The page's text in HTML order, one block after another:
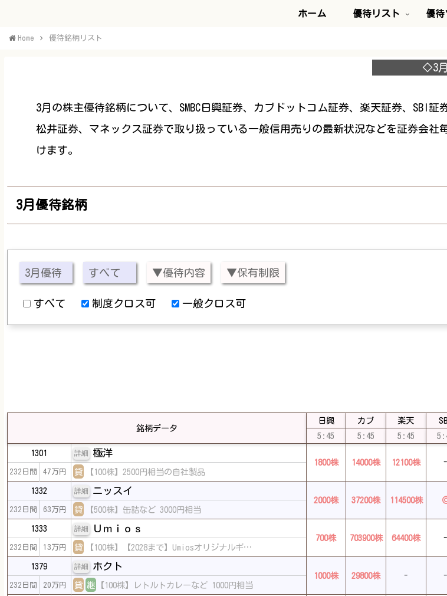
ホーム 優待リスト 優待
Home 優待銘柄リスト
◇3
3月の株主優待銘柄について、SMBC日興証券、カブドットコム証券、楽天証券、SBI証券
松井証券、マネックス証券で取り扱っている一般信用売りの最新状況などを証券会社
けます。
3月優待銘柄
すべて 制度クロス可 一般クロス可
銘柄データ
日興 カブ 楽天
5:45
5:45 5:45
1301
極洋
詳細
1800株 14000株 12100株 -
232日間 47万円 貸 【100株】2500円相当の自社製品
1332 ニッスイ
詳細
2000株 37200株 114500株
232日間 63万円 貸 【500株】缶詰など 3000円相当
1333 Ｕｍｉｏｓ
詳細
700株 703900株 64400株 -
232日間 13万円 貸 【100株】【2028まで】Umiosオリジナルギ…
1379 ホクト
詳細
1000株 29800株 - -
232日間 20万円 貸 継 【100株】レトルトカレーなど 1000円相当